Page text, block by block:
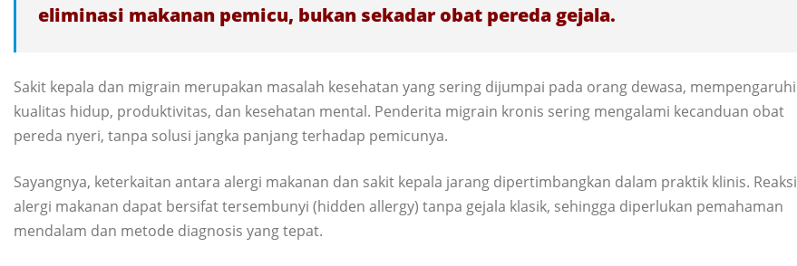
eliminasi makanan pemicu, bukan sekadar obat pereda gejala.
Sakit kepala dan migrain merupakan masalah kesehatan yang sering dijumpai pada orang dewasa, mempengaruhi
kualitas hidup, produktivitas, dan kesehatan mental. Penderita migrain kronis sering mengalami kecanduan obat
pereda nyeri, tanpa solusi jangka panjang terhadap pemicunya.
Sayangnya, keterkaitan antara alergi makanan dan sakit kepala jarang dipertimbangkan dalam praktik klinis. Reaksi
alergi makanan dapat bersifat tersembunyi (hidden allergy) tanpa gejala klasik, sehingga diperlukan pemahaman
mendalam dan metode diagnosis yang tepat.